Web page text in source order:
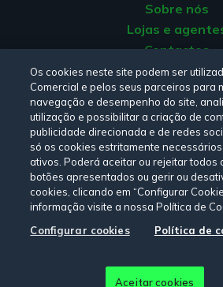
Sobre nós
Lojas e
Contactos
Apoio ao
Origem da
Livro de
Consulte a nossaPolítica de
Termos e CondiçõeseDeclaração
© Copyright 2026 - EDP Comercial.
Os cookies neste site podem ser
Comercial e pelos seus parceiros para
navegação e desempenho do site,
utilização e possibilitar a criação de
publicidade direcionada e de redes
só os cookies estritamente
ativos. Poderá aceitar ou rejeitar todos
botões apresentados ou gerir ou
cookies, clicando em “Configurar
informação visite a nossa Política de
Configurar cookies
Política de
Aceitar cookies